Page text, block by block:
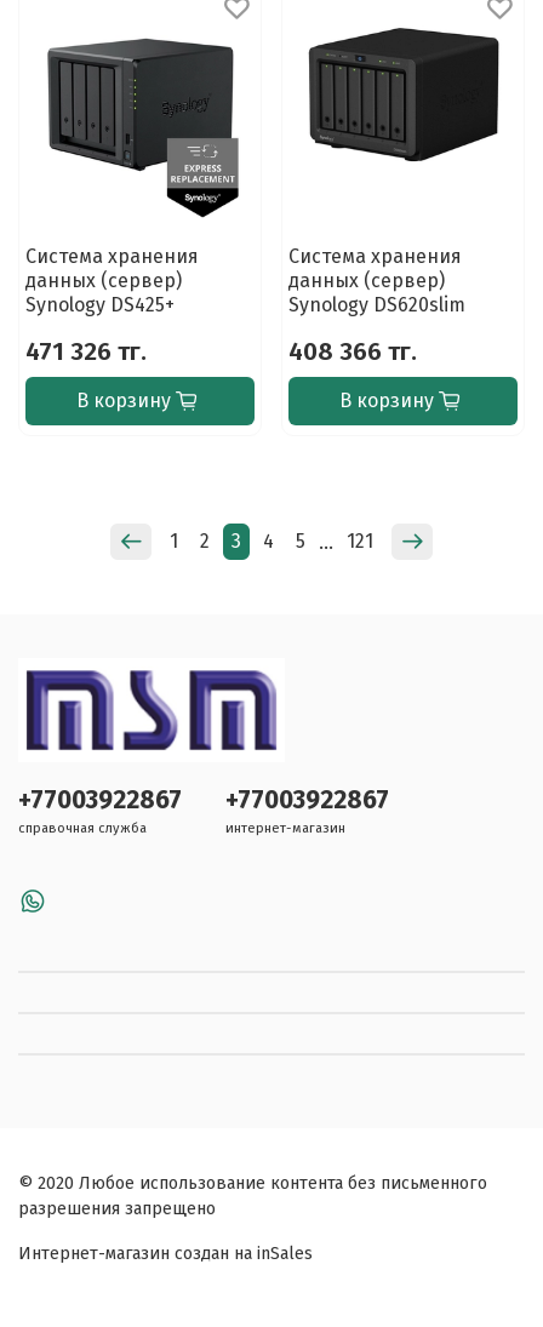
Система хранения
данных (сервер)
Synology DS425+
471 326 тг.
В корзину
Система хранения
данных (сервер)
Synology DS620slim
408 366 тг.
В корзину
1 2 3 4 5 … 121
+77003922867
справочная служба
+77003922867
интернет-магазин
© 2020 Любое использование контента без письменного
разрешения запрещено
Интернет-магазин создан на inSales